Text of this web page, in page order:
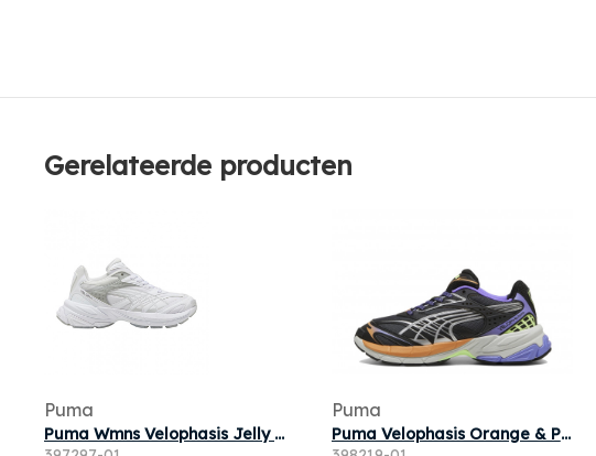
Gerelateerde producten
Puma
Puma Wmns Velophasis Jelly Glitter 'White Silver' | Women's Size 7
Puma
Puma Velophasis Orange & Purple